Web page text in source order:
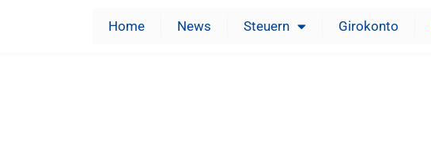
Home News Steuern Girokonto